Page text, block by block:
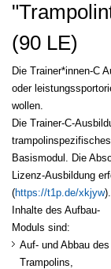
(90 LE)
Die Trainer*innen-C
oder
wollen.
Die Trainer-C-
Basismodul. Die
Lizenz-Ausbildung
(https://t1p.de/xkjyw).
Inhalte des Aufbau-
Moduls sind:
Auf- und Abbau des
Trampolins,